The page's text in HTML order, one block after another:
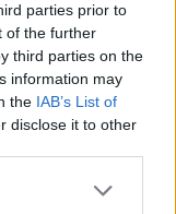
parties prior to
of the further
third parties on the
information may
the IAB’s List of
disclose it to other
öl
liter öl. Men
ölet kan sälja